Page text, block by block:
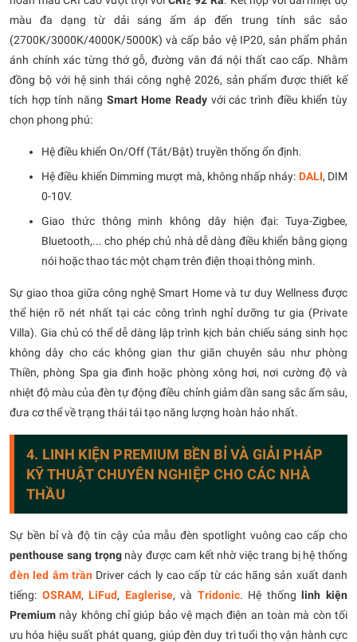
màu đa dạng từ dải sáng ấm áp đến trung tính sắc sảo
(2700K/3000K/4000K/5000K) và cấp bảo vệ IP20, sản phẩm phản
ánh chính xác từng thớ gỗ, đường vân đá nội thất cao cấp. Nhằm
đồng bộ với hệ sinh thái công nghệ 2026, sản phẩm được thiết kế
tích hợp tính năng Smart Home Ready với các trình điều khiển tùy
chọn phong phú:
Hệ điều khiển On/Off (Tắt/Bật) truyền thống ổn định.
Hệ điều khiển Dimming mượt mà, không nhấp nháy: DALI, DIM
0-10V.
Giao thức thông minh không dây hiện đại: Tuya-Zigbee,
Bluetooth,... cho phép chủ nhà dễ dàng điều khiển bằng giọng
nói hoặc thao tác một chạm trên điện thoại thông minh.
Sự giao thoa giữa công nghệ Smart Home và tư duy Wellness được
thể hiện rõ nét nhất tại các công trình nghỉ dưỡng tư gia (Private
Villa). Gia chủ có thể dễ dàng lập trình kịch bản chiếu sáng sinh học
không dây cho các không gian thư giãn chuyên sâu như phòng
Thiền, phòng Spa gia đình hoặc phòng xông hơi, nơi cường độ và
nhiệt độ màu của đèn tự động điều chỉnh giảm dần sang sắc ấm sâu,
đưa cơ thể về trạng thái tái tạo năng lượng hoàn hảo nhất.
4. LINH KIỆN PREMIUM BỀN BỈ VÀ GIẢI PHÁP
KỸ THUẬT CHUYÊN NGHIỆP CHO CÁC NHÀ
THẦU
Sự bền bỉ và độ tin cậy của mẫu đèn spotlight vuông cao cấp cho
penthouse sang trọngnày được cam kết nhờ việc trang bị hệ thống
đèn led âm trầnDriver cách ly cao cấp từ các hãng sản xuất danh
tiếng: OSRAM,LiFud, Eaglerise, và Tridonic. Hệ thốnglinh kiện
Premium này không chỉ giúp bảo vệ mạch điện an toàn mà còn tối
ưu hóa hiệu suất phát quang, giúp đèn duy trì tuổi thọ vận hành cực